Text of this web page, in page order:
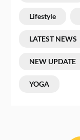
Lifestyle
LATEST NEWS
NEW UPDATE
YOGA